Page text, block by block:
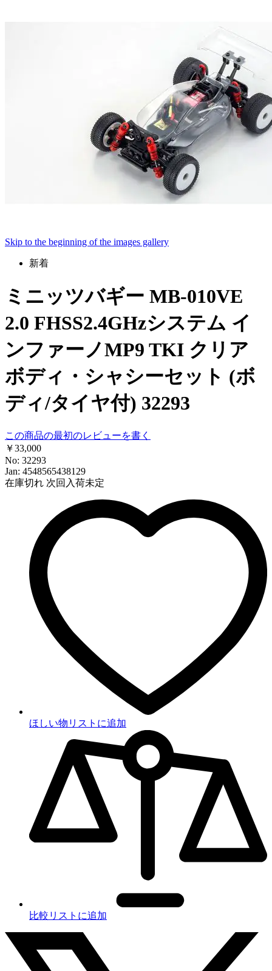
Skip to the beginning of the images gallery
新着
ミニッツバギー MB-010VE
2.0 FHSS2.4GHzシステム イ
ンファーノMP9 TKI クリア
ボディ・シャシーセット (ボ
ディ/タイヤ付) 32293
この商品の最初のレビューを書く
￥33,000
No: 32293
Jan: 4548565438129
在庫切れ 次回入荷未定
ほしい物リストに追加
比較リストに追加